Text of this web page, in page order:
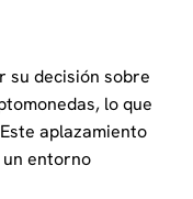
su decisión sobre
lo que
aplazamiento
entorno